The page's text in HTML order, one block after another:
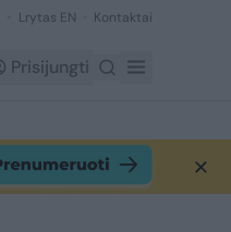
Lrytas EN Kontaktai
Prisijungti